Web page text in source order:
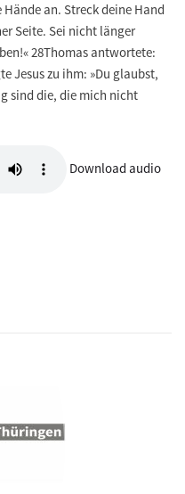
an. Streck deine Hand
Seite. Sei nicht länger
28Thomas antwortete:
Jesus zu ihm: »Du glaubst,
sind die, die mich nicht
Download audio